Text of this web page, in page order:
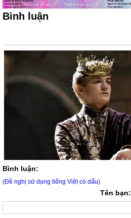
Bình luận
Bình luận:
(Đề nghị sử dụng tiếng Việt có dấu)
Tên bạn: